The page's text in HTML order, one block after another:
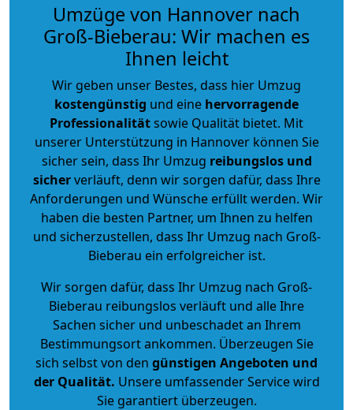
Umzüge von Hannover nach
Groß-Bieberau: Wir machen es
Ihnen leicht
Wir geben unser Bestes, dass hier Umzug
kostengünstig und eine hervorragende
Professionalitätsowie Qualität bietet. Mit
unserer Unterstützung in Hannover können Sie
sicher sein, dass Ihr Umzug reibungslos und
sicherverläuft, denn wir sorgen dafür, dass Ihre
Anforderungen und Wünsche erfüllt werden. Wir
haben die besten Partner, um Ihnen zu helfen
und sicherzustellen, dass Ihr Umzug nach Groß-
Bieberau ein erfolgreicher ist.
Wir sorgen dafür, dass Ihr Umzug nach Groß-
Bieberau reibungslos verläuft und alle Ihre
Sachen sicher und unbeschadet an Ihrem
Bestimmungsort ankommen. Überzeugen Sie
sich selbst von den günstigen Angeboten und
der Qualität. Unsere umfassender Service wird
Sie garantiert überzeugen.